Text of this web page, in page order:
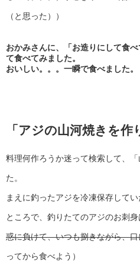
（と思った））
おかみさんに、「お造りにして食
て食べてみました。
おいしい。。。一瞬で食べました。
「アジの山河焼きを作
料理何作ろうか迷って検索して、
た。
まえに釣ったアジを冷凍保存してい
ところで、釣りたてのアジのお刺身
惑に負けて、いつも捌きながら、
ってから食べよう）